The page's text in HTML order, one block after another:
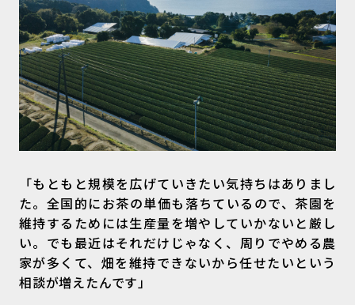
「もともと規模を広げていきたい気持ちはありまし
た。全国的にお茶の単価も落ちているので、茶園を
維持するためには生産量を増やしていかないと厳し
い。でも最近はそれだけじゃなく、周りでやめる農
家が多くて、畑を維持できないから任せたいという
相談が増えたんです」